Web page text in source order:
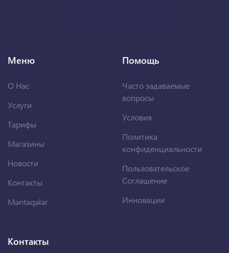
Меню
О Нас
Услуги
Тарифы
Магазины
Новости
Контакты
Məntəqələr
Помощь
Часто задаваемые
вопросы
Условия
Политика
конфиденциальности
Пользовательское
Соглашение
Инновации
Контакты